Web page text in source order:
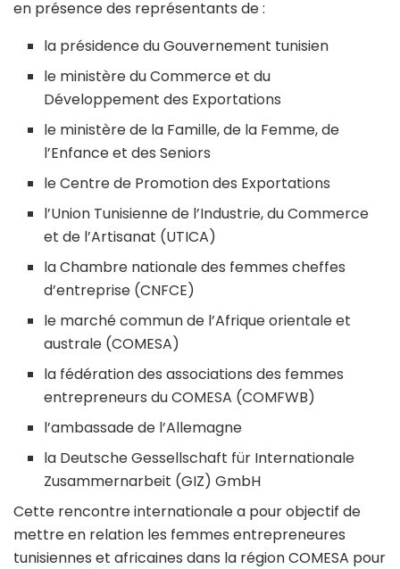
en présence des représentants de :
la présidence du Gouvernement tunisien
le ministère du Commerce et du
Développement des Exportations
le ministère de la Famille, de la Femme, de
l’Enfance et des Seniors
le Centre de Promotion des Exportations
l’Union Tunisienne de l’Industrie, du Commerce
et de l’Artisanat (UTICA)
la Chambre nationale des femmes cheffes
d’entreprise (CNFCE)
le marché commun de l’Afrique orientale et
australe (COMESA)
la fédération des associations des femmes
entrepreneurs du COMESA (COMFWB)
l’ambassade de l’Allemagne
la Deutsche Gessellschaft für Internationale
Zusammernarbeit (GIZ) GmbH
Cette rencontre internationale a pour objectif de
mettre en relation les femmes entrepreneures
tunisiennes et africaines dans la région COMESA pour